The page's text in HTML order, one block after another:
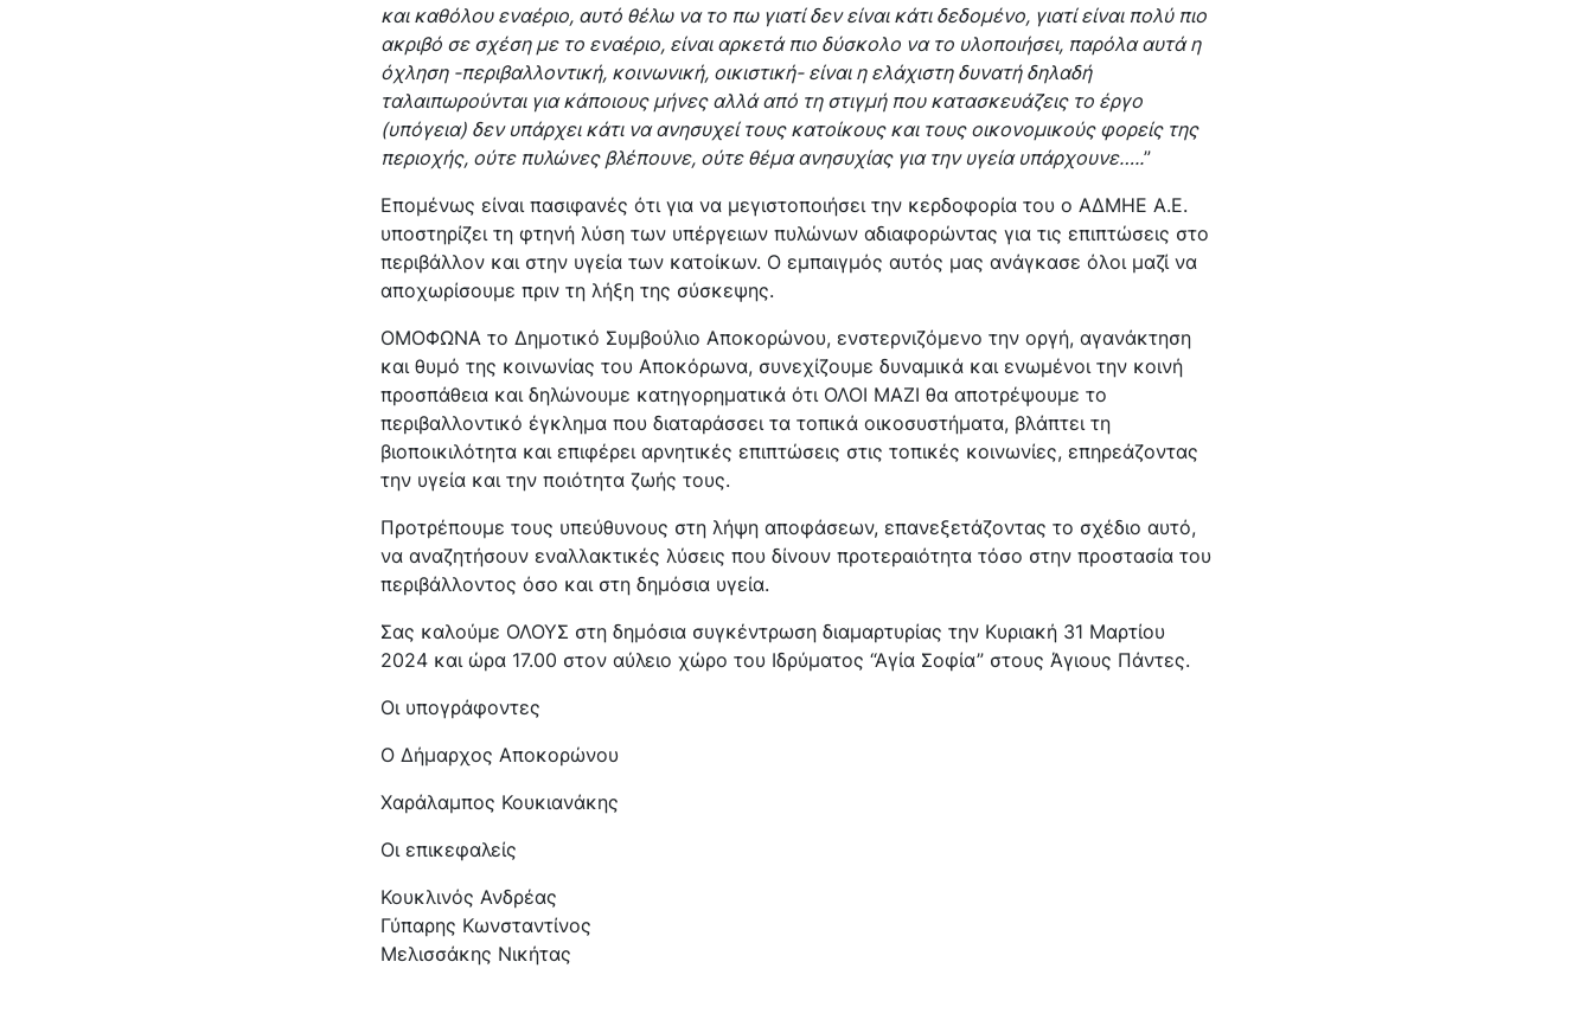
και καθόλου εναέριο, αυτό θέλω να το πω γιατί δεν είναι κάτι δεδομένο, γιατί είναι πολύ πιο
ακριβό σε σχέση με το εναέριο, είναι αρκετά πιο δύσκολο να το υλοποιήσει, παρόλα αυτά η
όχληση -περιβαλλοντική, κοινωνική, οικιστική- είναι η ελάχιστη δυνατή δηλαδή
ταλαιπωρούνται για κάποιους μήνες αλλά από τη στιγμή που κατασκευάζεις το έργο
(υπόγεια) δεν υπάρχει κάτι να ανησυχεί τους κατοίκους και τους οικονομικούς φορείς της
περιοχής, ούτε πυλώνες βλέπουνε, ούτε θέμα ανησυχίας για την υγεία υπάρχουνε…..”
Επομένως είναι πασιφανές ότι για να μεγιστοποιήσει την κερδοφορία του ο ΑΔΜΗΕ Α.Ε.
υποστηρίζει τη φτηνή λύση των υπέργειων πυλώνων αδιαφορώντας για τις επιπτώσεις στο
περιβάλλον και στην υγεία των κατοίκων. Ο εμπαιγμός αυτός μας ανάγκασε όλοι μαζί να
αποχωρίσουμε πριν τη λήξη της σύσκεψης.
ΟΜΟΦΩΝΑ το Δημοτικό Συμβούλιο Αποκορώνου, ενστερνιζόμενο την οργή, αγανάκτηση
και θυμό της κοινωνίας του Αποκόρωνα, συνεχίζουμε δυναμικά και ενωμένοι την κοινή
προσπάθεια και δηλώνουμε κατηγορηματικά ότι ΟΛΟΙ ΜΑΖΙ θα αποτρέψουμε το
περιβαλλοντικό έγκλημα που διαταράσσει τα τοπικά οικοσυστήματα, βλάπτει τη
βιοποικιλότητα και επιφέρει αρνητικές επιπτώσεις στις τοπικές κοινωνίες, επηρεάζοντας
την υγεία και την ποιότητα ζωής τους.
Προτρέπουμε τους υπεύθυνους στη λήψη αποφάσεων, επανεξετάζοντας το σχέδιο αυτό,
να αναζητήσουν εναλλακτικές λύσεις που δίνουν προτεραιότητα τόσο στην προστασία του
περιβάλλοντος όσο και στη δημόσια υγεία.
Σας καλούμε ΟΛΟΥΣ στη δημόσια συγκέντρωση διαμαρτυρίας την Κυριακή 31 Μαρτίου
2024 και ώρα 17.00 στον αύλειο χώρο του Ιδρύματος “Αγία Σοφία” στους Άγιους Πάντες.
Οι υπογράφοντες
Ο Δήμαρχος Αποκορώνου
Χαράλαμπος Κουκιανάκης
Οι επικεφαλείς
Κουκλινός Ανδρέας
Γύπαρης Κωνσταντίνος
Μελισσάκης Νικήτας